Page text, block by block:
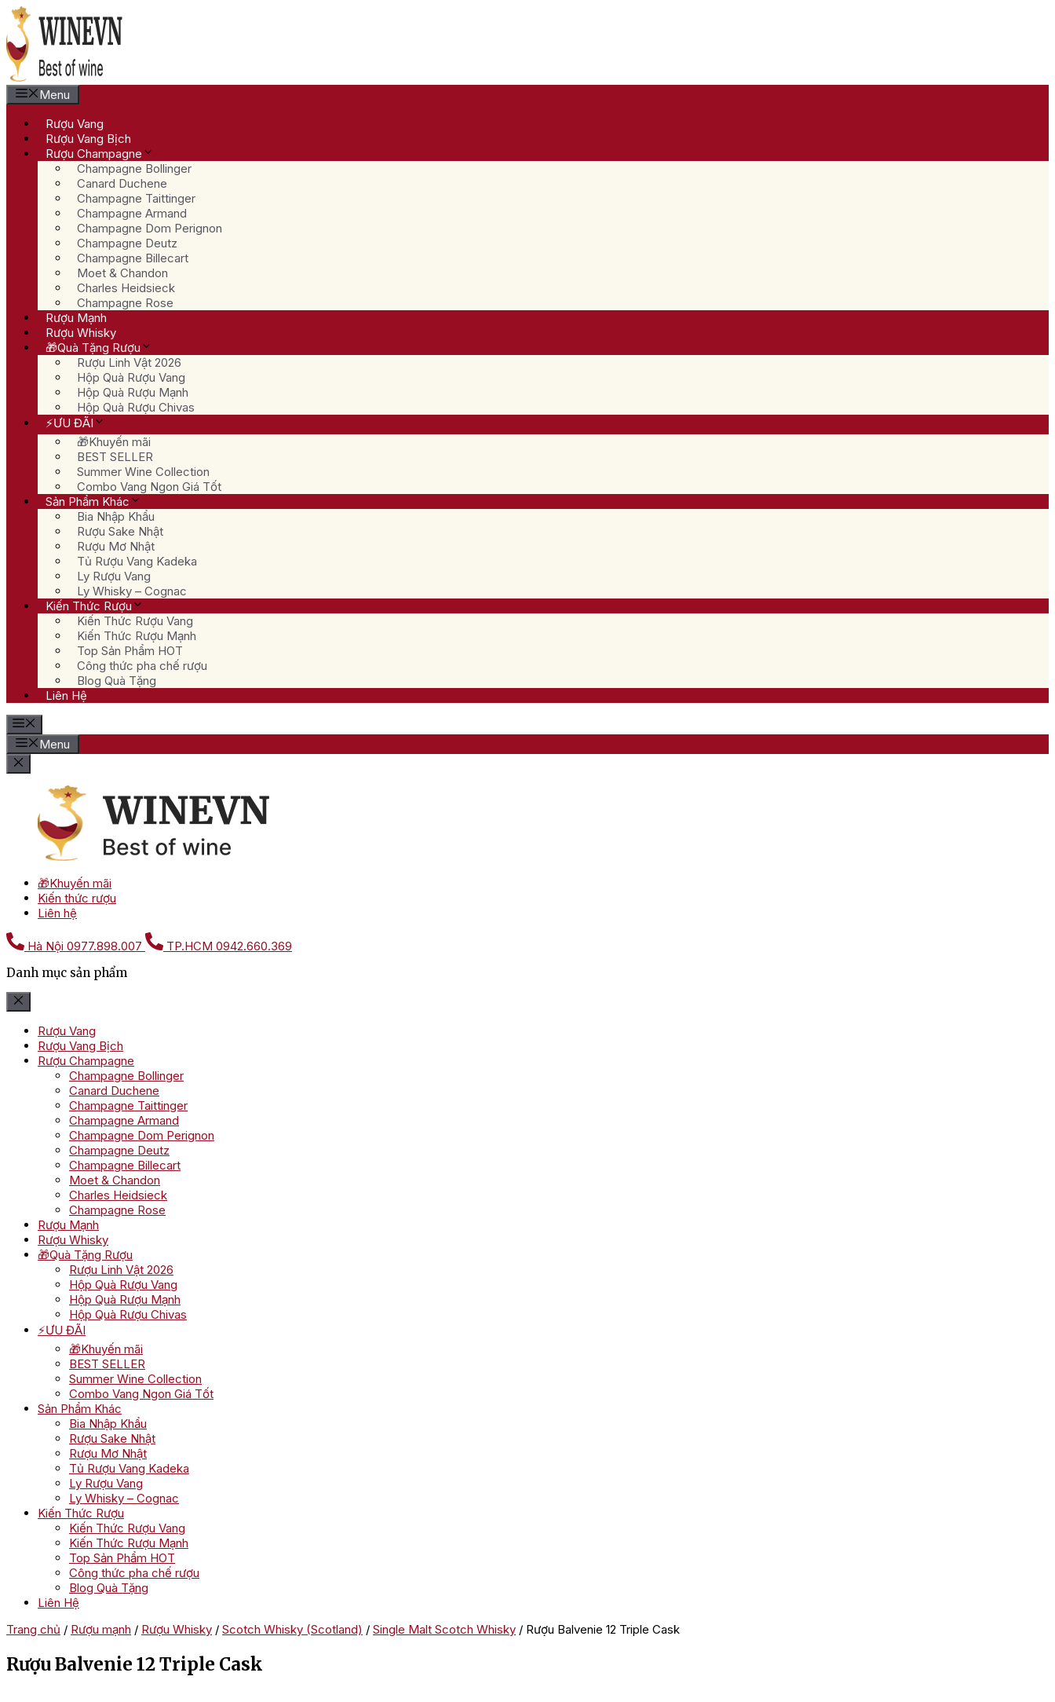
Chuyển
đến
nội
dung
Menu
Rượu Vang
Rượu Vang Bịch
Rượu Champagne
Champagne Bollinger
Canard Duchene
Champagne Taittinger
Champagne Armand
Champagne Dom Perignon
Champagne Deutz
Champagne Billecart
Moet & Chandon
Charles Heidsieck
Champagne Rose
Rượu Mạnh
Rượu Whisky
🎁Quà Tặng Rượu
Rượu Linh Vật 2026
Hộp Quà Rượu Vang
Hộp Quà Rượu Mạnh
Hộp Quà Rượu Chivas
⚡ƯU ĐÃI
🎁Khuyến mãi
BEST SELLER
Summer Wine Collection
Combo Vang Ngon Giá Tốt
Sản Phẩm Khác
Bia Nhập Khẩu
Rượu Sake Nhật
Rượu Mơ Nhật
Tủ Rượu Vang Kadeka
Ly Rượu Vang
Ly Whisky – Cognac
Kiến Thức Rượu
Kiến Thức Rượu Vang
Kiến Thức Rượu Mạnh
Top Sản Phẩm HOT
Công thức pha chế rượu
Blog Quà Tặng
Liên Hệ
Menu
🎁Khuyến mãi
Kiến thức rượu
Liên hệ
Hà Nội 0977.898.007 TP.HCM 0942.660.369
Danh mục sản phẩm
Rượu Vang
Rượu Vang Bịch
Rượu Champagne
Champagne Bollinger
Canard Duchene
Champagne Taittinger
Champagne Armand
Champagne Dom Perignon
Champagne Deutz
Champagne Billecart
Moet & Chandon
Charles Heidsieck
Champagne Rose
Rượu Mạnh
Rượu Whisky
🎁Quà Tặng Rượu
Rượu Linh Vật 2026
Hộp Quà Rượu Vang
Hộp Quà Rượu Mạnh
Hộp Quà Rượu Chivas
⚡ƯU ĐÃI
🎁Khuyến mãi
BEST SELLER
Summer Wine Collection
Combo Vang Ngon Giá Tốt
Sản Phẩm Khác
Bia Nhập Khẩu
Rượu Sake Nhật
Rượu Mơ Nhật
Tủ Rượu Vang Kadeka
Ly Rượu Vang
Ly Whisky – Cognac
Kiến Thức Rượu
Kiến Thức Rượu Vang
Kiến Thức Rượu Mạnh
Top Sản Phẩm HOT
Công thức pha chế rượu
Blog Quà Tặng
Liên Hệ
Trang chủ / Rượu mạnh / Rượu Whisky / Scotch Whisky (Scotland) / Single Malt Scotch Whisky / Rượu Balvenie 12 Triple Cask
Rượu Balvenie 12 Triple Cask